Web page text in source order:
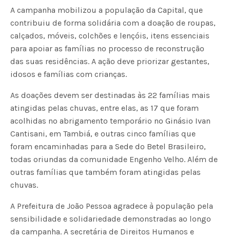
A campanha mobilizou a população da Capital, que
contribuiu de forma solidária com a doação de roupas,
calçados, móveis, colchões e lençóis, itens essenciais
para apoiar as famílias no processo de reconstrução
das suas residências. A ação deve priorizar gestantes,
idosos e famílias com crianças.
As doações devem ser destinadas às 22 famílias mais
atingidas pelas chuvas, entre elas, as 17 que foram
acolhidas no abrigamento temporário no Ginásio Ivan
Cantisani, em Tambiá, e outras cinco famílias que
foram encaminhadas para a Sede do Betel Brasileiro,
todas oriundas da comunidade Engenho Velho. Além de
outras famílias que também foram atingidas pelas
chuvas.
A Prefeitura de João Pessoa agradece à população pela
sensibilidade e solidariedade demonstradas ao longo
da campanha. A secretária de Direitos Humanos e